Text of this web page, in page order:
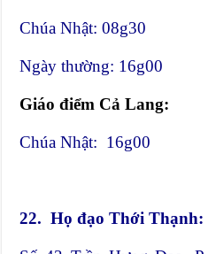
Chúa Nhật: 08g30
Ngày thường:
Giáo điểm Cả Lang:
Chúa Nhật: 16g00
22. Họ đạo Thới Thạnh: